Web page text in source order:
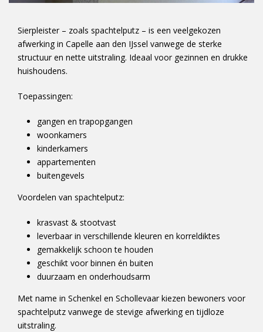
Sierpleister – zoals spachtelputz – is een veelgekozen
afwerking in Capelle aan den IJssel vanwege de sterke
structuur en nette uitstraling. Ideaal voor gezinnen en drukke
huishoudens.
Toepassingen:
gangen en trapopgangen
woonkamers
kinderkamers
appartementen
buitengevels
Voordelen van spachtelputz:
krasvast & stootvast
leverbaar in verschillende kleuren en korreldiktes
gemakkelijk schoon te houden
geschikt voor binnen én buiten
duurzaam en onderhoudsarm
Met name in Schenkel en Schollevaar kiezen bewoners voor
spachtelputz vanwege de stevige afwerking en tijdloze
uitstraling.